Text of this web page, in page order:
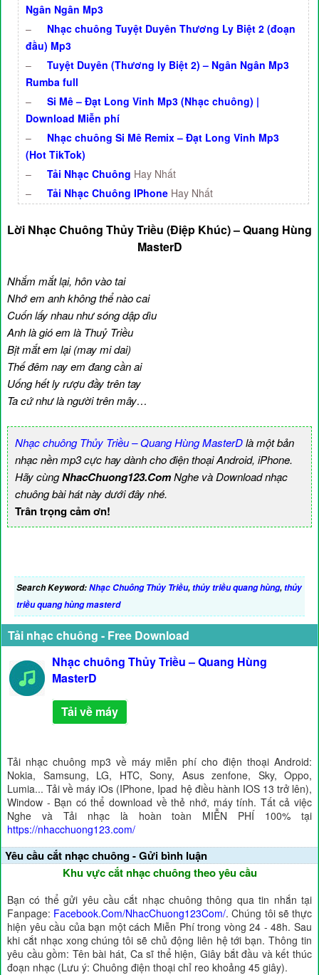
Ngân Ngân Mp3
–
Nhạc chuông Tuyệt Duyên Thương Ly Biệt 2 (đoạn
đầu) Mp3
–
Tuyệt Duyên (Thương ly Biệt 2) – Ngân Ngân Mp3
Rumba full
–
Si Mê – Đạt Long Vinh Mp3 (Nhạc chuông) |
Download Miễn phí
–
Nhạc chuông Si Mê Remix – Đạt Long Vinh Mp3
(Hot TikTok)
–
Tải Nhạc Chuông Hay Nhất
–
Tải Nhạc Chuông IPhone Hay Nhất
Lời Nhạc Chuông Thủy Triều (Điệp Khúc) – Quang Hùng
MasterD
Nhắm mắt lại, hôn vào tai
Nhớ em anh không thể nào cai
Cuốn lấy nhau như sóng dập dìu
Anh là gió em là Thuỷ Triều
Bịt mắt em lại (may mi dai)
Thế đêm nay em đang cần ai
Uống hết ly rượu đầy trên tay
Ta cứ như là người trên mây…
Nhạc chuông Thủy Triều – Quang Hùng MasterDlà một bản
nhạc nền mp3 cực hay dành cho điện thoại Android, iPhone.
Hãy cùngNhacChuong123.ComNghe và Download nhạc
chuông bài hát này dưới đây nhé.
Trân trọng cảm ơn!
Search Keyword:Nhạc Chuông Thủy Triều,thủy triều quang hùng,thủy
triều quang hùng masterd
Tải nhạc chuông - Free Download
Nhạc chuông Thủy Triều – Quang Hùng
MasterD
Tải về máy
Tải nhạc chuông mp3 về máy miễn phí cho điện thoại Android:
Nokia, Samsung, LG, HTC, Sony, Asus zenfone, Sky, Oppo,
Lumia... Tải về máy iOs (IPhone, Ipad hệ điều hành IOS 13 trở lên),
Window - Bạn có thể download về thẻ nhớ, máy tính. Tất cả việc
Nghe và Tải nhạc là hoàn toàn MIỄN PHÍ 100% tại
https://nhacchuong123.com/
Yêu cầu cắt nhạc chuông - Gửi bình luận
Khu vực cắt nhạc chuông theo yêu cầu
Bạn có thể gửi yêu cầu cắt nhạc chuông thông qua tin nhắn tại
Fanpage: Facebook.Com/NhacChuong123Com/. Chúng tôi sẽ thực
hiện yêu cầu của bạn một cách Miễn Phí trong vòng 24 - 48h. Sau
khi cắt nhạc xong chúng tôi sẽ chủ động liên hệ tới bạn. Thông tin
yêu cầu gồm: Tên bài hát, Ca sĩ thể hiện, Giây bắt đầu và kết thúc
đoạn nhạc (Lưu ý: Chuông điện thoại chỉ reo khoảng 45 giây).